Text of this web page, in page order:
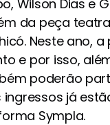
Wilson Dias e
da peça
Neste ano,
e por isso,
poderão
ingressos já
Sympla.